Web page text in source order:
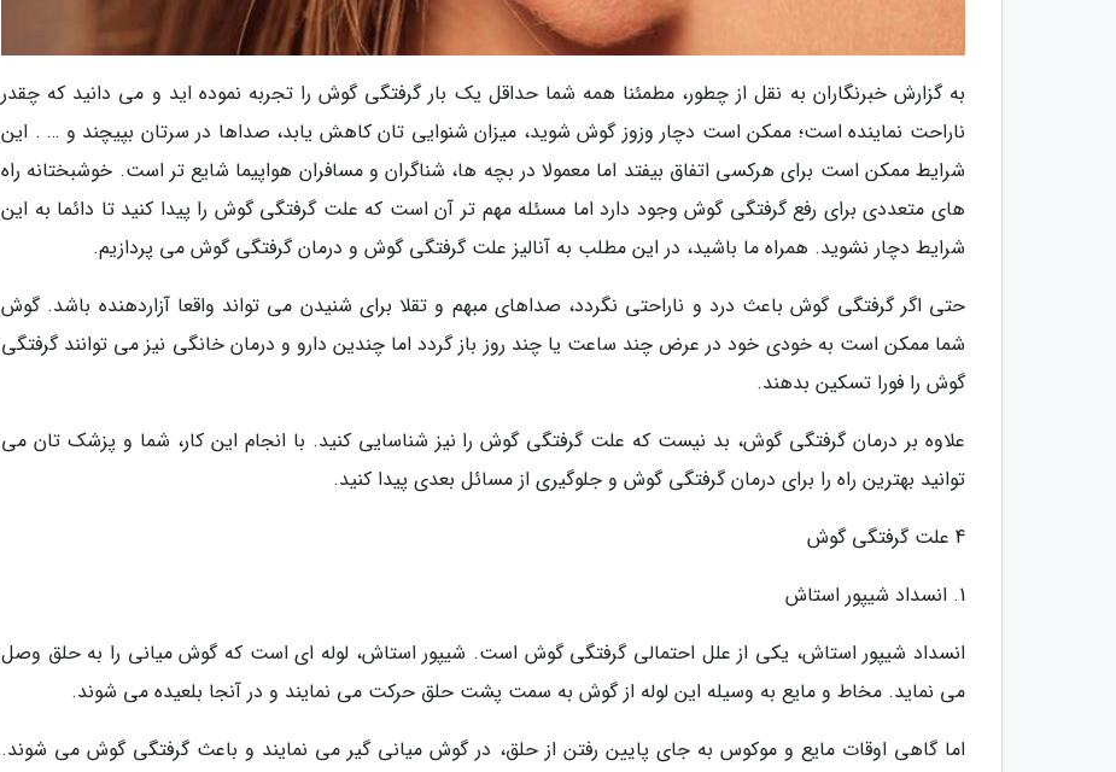
به گزارش خبرنگاران به نقل از چطور، مطمئنا همه شما حداقل یک بار گرفتگی گوش را تجربه نموده اید و می دانید که چقدر
ناراحت نماینده است؛ ممکن است دچار وزوز گوش شوید، میزان شنوایی تان کاهش یابد، صداها در سرتان بپیچند و … . این
شرایط ممکن است برای هرکسی اتفاق بیفتد اما معمولا در بچه ها، شناگران و مسافران هواپیما شایع تر است. خوشبختانه راه
های متعددی برای رفع گرفتگی گوش وجود دارد اما مسئله مهم تر آن است که علت گرفتگی گوش را پیدا کنید تا دائما به این
شرایط دچار نشوید. همراه ما باشید، در این مطلب به آنالیز علت گرفتگی گوش و درمان گرفتگی گوش می پردازیم.
حتی اگر گرفتگی گوش باعث درد و ناراحتی نگردد، صداهای مبهم و تقلا برای شنیدن می تواند واقعا آزاردهنده باشد. گوش
شما ممکن است به خودی خود در عرض چند ساعت یا چند روز باز گردد اما چندین دارو و درمان خانگی نیز می توانند گرفتگی
گوش را فورا تسکین بدهند.
علاوه بر درمان گرفتگی گوش، بد نیست که علت گرفتگی گوش را نیز شناسایی کنید. با انجام این کار، شما و پزشک تان می
توانید بهترین راه را برای درمان گرفتگی گوش و جلوگیری از مسائل بعدی پیدا کنید.
4 علت گرفتگی گوش
1. انسداد شیپور استاش
انسداد شیپور استاش، یکی از علل احتمالی گرفتگی گوش است. شیپور استاش، لوله ای است که گوش میانی را به حلق وصل
می نماید. مخاط و مایع به وسیله این لوله از گوش به سمت پشت حلق حرکت می نمایند و در آنجا بلعیده می شوند.
اما گاهی اوقات مایع و موکوس به جای پایین رفتن از حلق، در گوش میانی گیر می نمایند و باعث گرفتگی گوش می شوند.